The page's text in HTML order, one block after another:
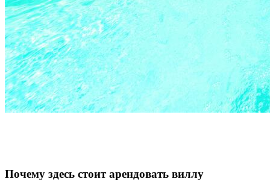
Почему здесь стоит арендовать виллу